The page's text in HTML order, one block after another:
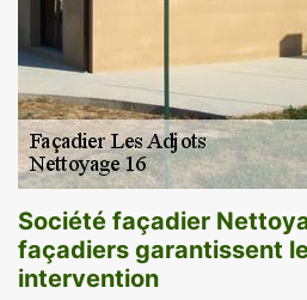
Société façadier
façadiers garantissent
intervention